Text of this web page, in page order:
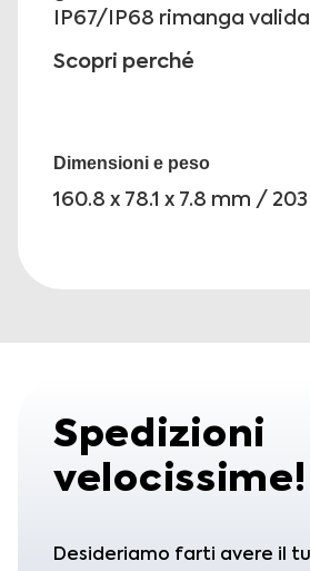
IP67/IP68 rimanga
Scopri perché
Dimensioni e peso
160.8 x 78.1 x 7.8 mm /
Spedizioni
velocissime!
Desideriamo farti avere il